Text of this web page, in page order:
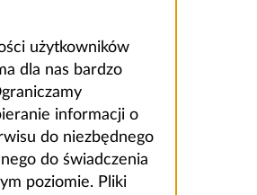
użytkowników
dla nas bardzo
informacji o
do niezbędnego
do świadczenia
poziomie. Pliki